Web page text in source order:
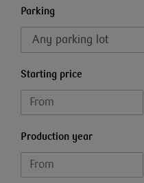
Parking
Starting price
Production year